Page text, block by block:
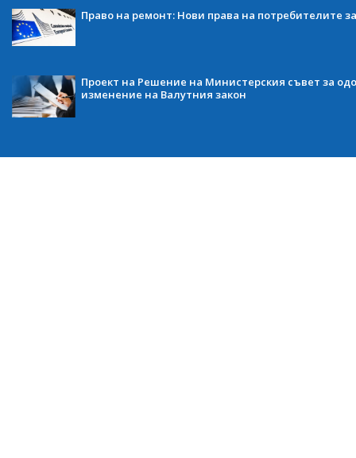
Право на ремонт: Нови права на потребителите
Проект на Решение на Министерския съвет за
изменение на Валутния закон